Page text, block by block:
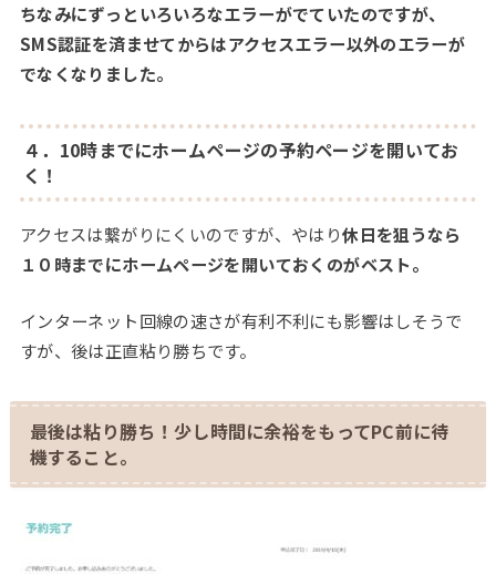
ちなみにずっといろいろなエラーがでていたのですが、
SMS認証を済ませてからはアクセスエラー以外のエラーが
でなくなりました。
４．10時までにホームページの予約ページを開いてお
く！
アクセスは繋がりにくいのですが、やはり休日を狙うなら
１０時までにホームページを開いておくのがベスト。
インターネット回線の速さが有利不利にも影響はしそうで
すが、後は正直粘り勝ちです。
最後は粘り勝ち！少し時間に余裕をもってPC前に待
機すること。